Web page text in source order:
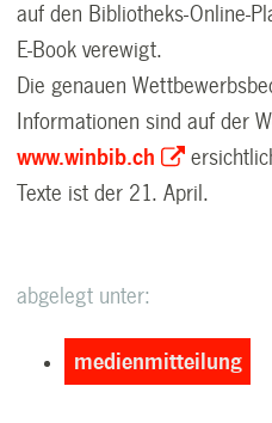
auf den Bibliotheks-Online-
E-Book verewigt.
Die genauen
Informationen sind auf der
www.winbib.ch
Texte ist der 21. April.
abgelegt unter:
medienmitteilung